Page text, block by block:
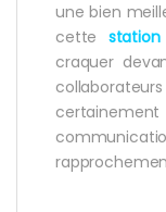
une bien
cette station
craquer